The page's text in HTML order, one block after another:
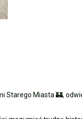
Miasta 🏰,